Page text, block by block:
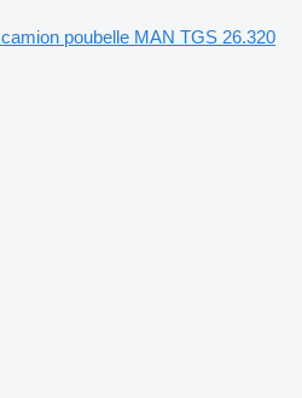
camion poubelle MAN TGS 26.320